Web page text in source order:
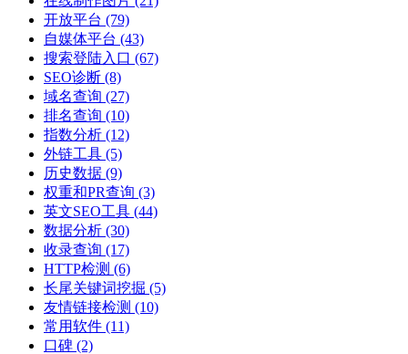
开放平台 (79)
自媒体平台 (43)
搜索登陆入口 (67)
SEO诊断 (8)
域名查询 (27)
排名查询 (10)
指数分析 (12)
外链工具 (5)
历史数据 (9)
权重和PR查询 (3)
英文SEO工具 (44)
数据分析 (30)
收录查询 (17)
HTTP检测 (6)
长尾关键词挖掘 (5)
友情链接检测 (10)
常用软件 (11)
口碑 (2)